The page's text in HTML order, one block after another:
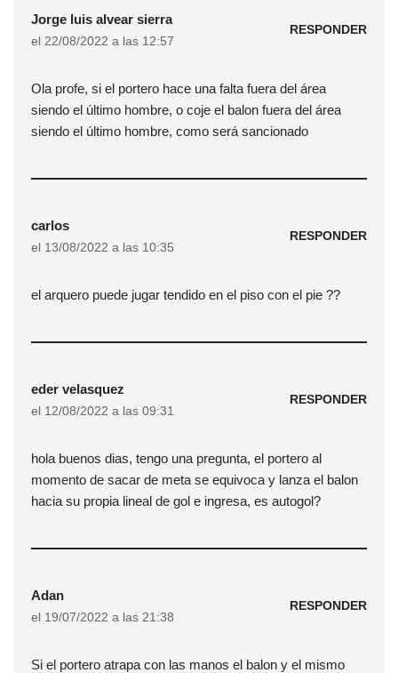
Jorge luis alvear sierra
el 22/08/2022 a las 12:57
RESPONDER
Ola profe, si el portero hace una falta fuera del área
siendo el último hombre, o coje el balon fuera del área
siendo el último hombre, como será sancionado
carlos
el 13/08/2022 a las 10:35
RESPONDER
el arquero puede jugar tendido en el piso con el pie ??
eder velasquez
el 12/08/2022 a las 09:31
RESPONDER
hola buenos dias, tengo una pregunta, el portero al
momento de sacar de meta se equivoca y lanza el balon
hacia su propia lineal de gol e ingresa, es autogol?
Adan
el 19/07/2022 a las 21:38
RESPONDER
Si el portero atrapa con las manos el balon y el mismo